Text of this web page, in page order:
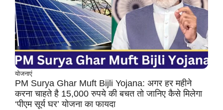
योजनाएं
PM Surya Ghar Muft Bijli Yojana: अगर हर महीने
करना चाहते है 15,000 रुपये की बचत तो जानिए कैसे मिलेगा
‘पीएम सूर्य घर’ योजना का फायदा